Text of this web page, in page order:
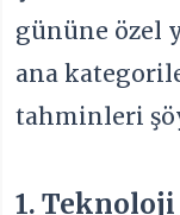
gününe özel
ana
tahminleri
1. Teknoloji